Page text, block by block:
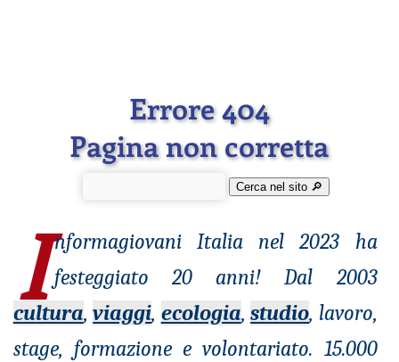
Errore 404
Pagina non corretta
Cerca nel sito 🔎︎
I nformagiovaniItalia nel 2023 ha
festeggiato 20 anni! Dal 2003
cultura,viaggi, ecologia,studio, lavoro,
stage, formazione e volontariato. 15.000